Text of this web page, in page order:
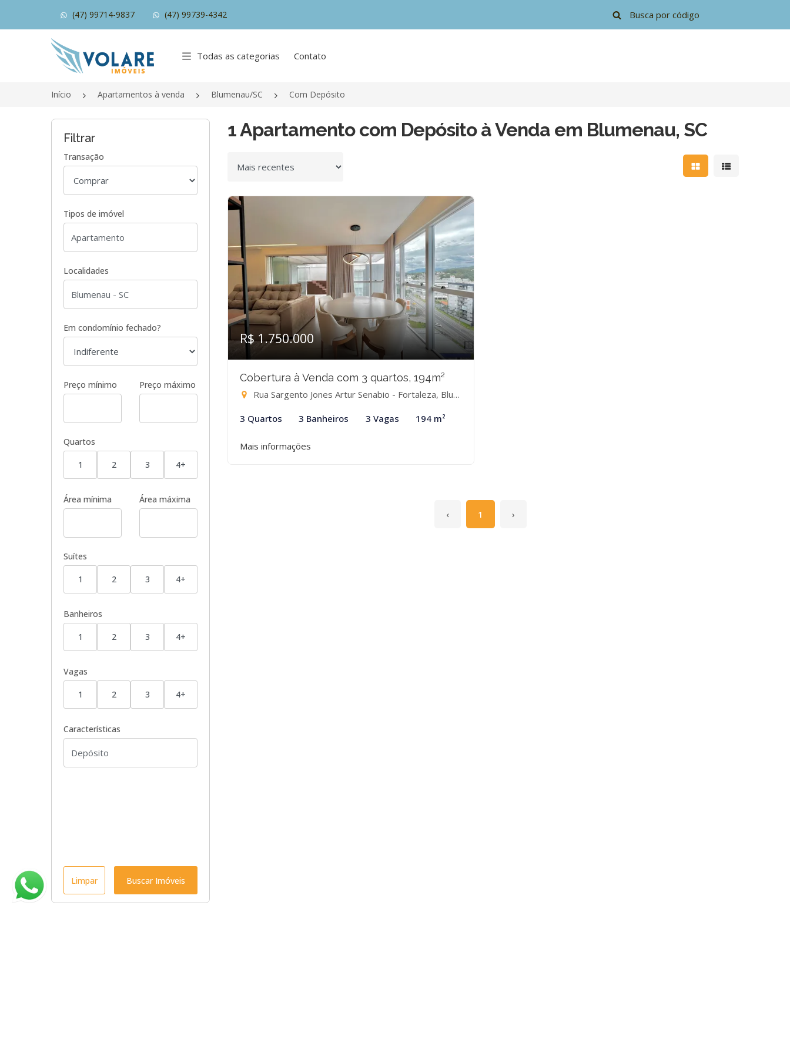
(47) 99714-9837 (47) 99739-4342
Página inicial
Todas as categorias Contato
Início Apartamentos à venda Blumenau/SC Com Depósito
Filtrar
Transação
Tipos de imóvel
Localidades
Em condomínio fechado?
Preço mínimo Preço máximo
Quartos
1 2 3 4+
Área mínima Área máxima
Suítes
1 2 3 4+
Banheiros
1 2 3 4+
Vagas
1 2 3 4+
Características
Limpar Buscar Imóveis
1 Apartamento com Depósito à Venda em Blumenau, SC
Ordenar por Mostrar resultados
Mostrar
R$ 1.750.000
Cobertura à Venda com 3 quartos, 194m²
Rua Sargento Jones Artur Senabio - Fortaleza, Blumenau-SC
3 Quartos 3 Banheiros 3 Vagas 194 m²
Mais informações
‹ 1 ›